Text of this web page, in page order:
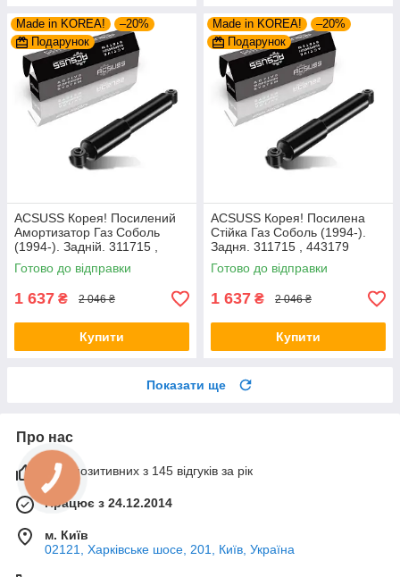
Made in KOREA!
–20%
Подарунок
ACSUSS Корея! Посилений
Амортизатор Газ Соболь
(1994-). Задній. 311715 ,
443179
Готово до відправки
1 637 ₴ 2 046 ₴
Купити
Made in KOREA!
–20%
Подарунок
ACSUSS Корея! Посилена
Стійка Газ Соболь (1994-).
Задня. 311715 , 443179
Готово до відправки
1 637 ₴ 2 046 ₴
Купити
Показати ще
Про нас
99% позитивних з 145 відгуків за рік
Працює з 24.12.2014
м. Київ
02121, Харківське шосе, 201, Київ, Україна